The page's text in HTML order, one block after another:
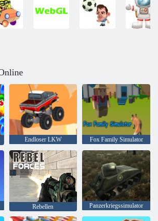
Endloser LKW Fox Family Simulator
Rebellen Panzerkriegssimulator